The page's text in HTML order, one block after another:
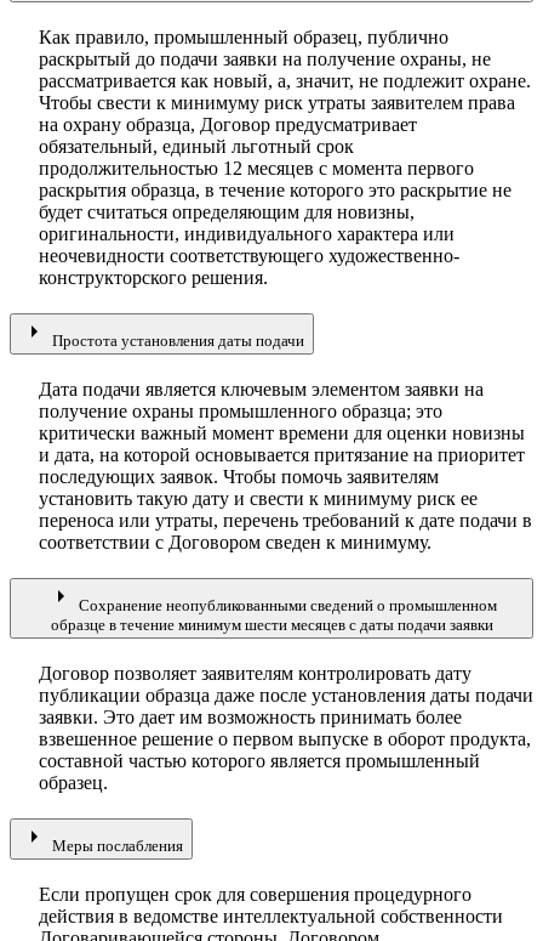
Как правило, промышленный образец, публично
раскрытый до подачи заявки на получение охраны, не
рассматривается как новый, а, значит, не подлежит охране.
Чтобы свести к минимуму риск утраты заявителем права
на охрану образца, Договор предусматривает
обязательный, единый льготный срок
продолжительностью 12 месяцев с момента первого
раскрытия образца, в течение которого это раскрытие не
будет считаться определяющим для новизны,
оригинальности, индивидуального характера или
неочевидности соответствующего художественно-
конструкторского решения.
arrow_right Простота установления даты подачи
Дата подачи является ключевым элементом заявки на
получение охраны промышленного образца; это
критически важный момент времени для оценки новизны
и дата, на которой основывается притязание на приоритет
последующих заявок. Чтобы помочь заявителям
установить такую дату и свести к минимуму риск ее
переноса или утраты, перечень требований к дате подачи в
соответствии с Договором сведен к минимуму.
arrow_right
Сохранение неопубликованными сведений о промышленном
образце в течение минимум шести месяцев с даты подачи заявки
Договор позволяет заявителям контролировать дату
публикации образца даже после установления даты подачи
заявки. Это дает им возможность принимать более
взвешенное решение о первом выпуске в оборот продукта,
составной частью которого является промышленный
образец.
arrow_right Меры послабления
Если пропущен срок для совершения процедурного
действия в ведомстве интеллектуальной собственности